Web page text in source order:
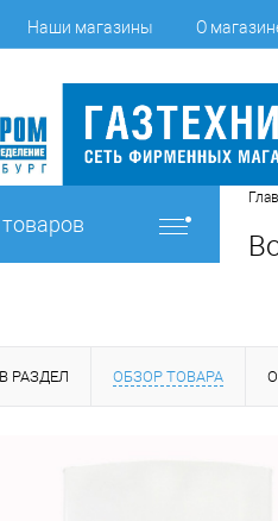
Наши магазины О
РАЗДЕЛ ОБЗОР ТОВАРА